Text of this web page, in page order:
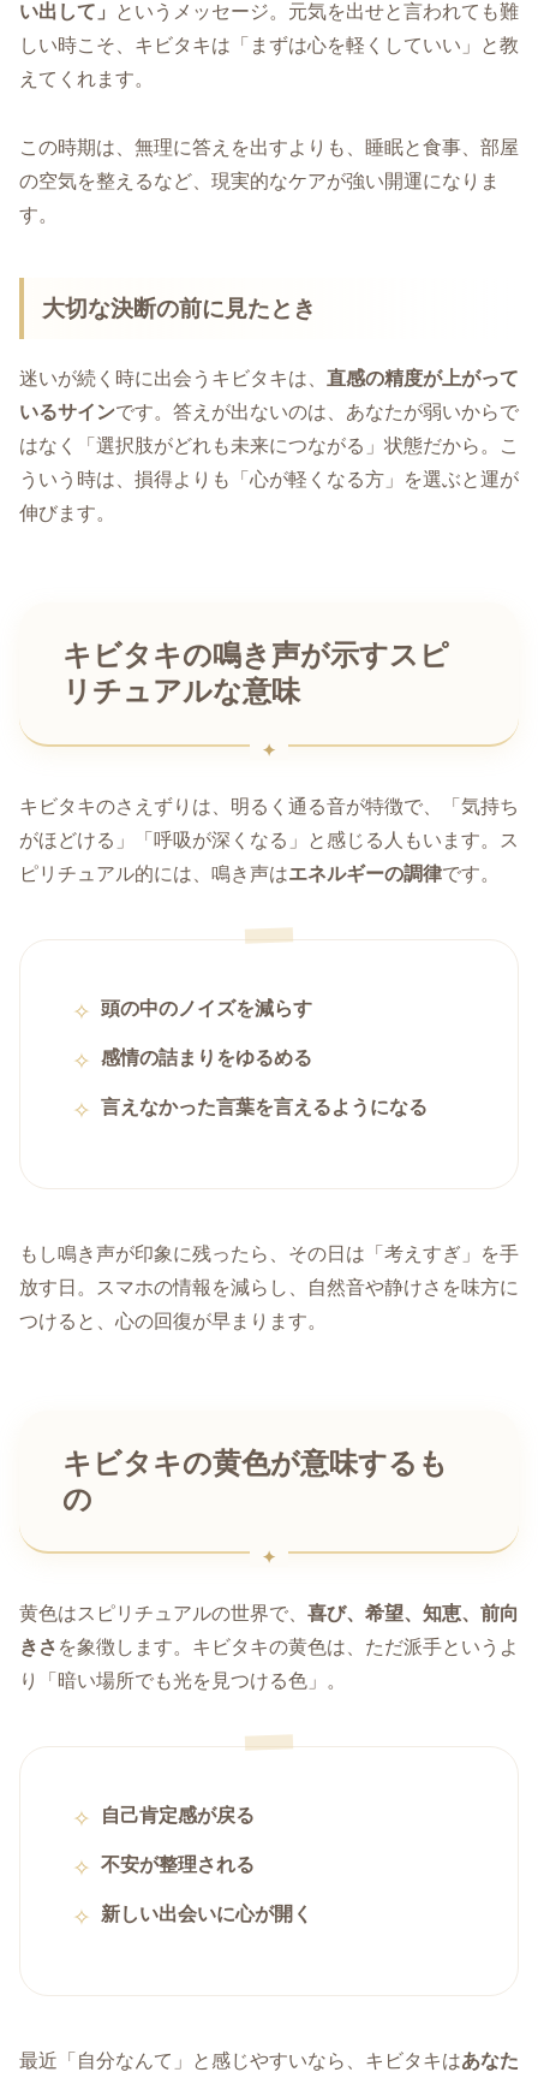
い出して」
というメッセージ。元気を出せと言われても難
しい時こそ、キビタキは「まずは心を軽くしていい」と教
えてくれます。
この時期は、無理に答えを出すよりも、睡眠と食事、部屋
の空気を整えるなど、現実的なケアが強い開運になりま
す。
大切な決断の前に見たとき
迷いが続く時に出会うキビタキは、 直感の精度が上がって
いるサインです。答えが出ないのは、あなたが弱いからで
はなく「選択肢がどれも未来につながる」状態だから。こ
ういう時は、損得よりも「心が軽くなる方」を選ぶと運が
伸びます。
キビタキの鳴き声が示すスピ
リチュアルな意味
キビタキのさえずりは、明るく通る音が特徴で、「気持ち
がほどける」「呼吸が深くなる」と感じる人もいます。ス
ピリチュアル的には、鳴き声はエネルギーの調律です。
頭の中のノイズを減らす
感情の詰まりをゆるめる
言えなかった言葉を言えるようになる
もし鳴き声が印象に残ったら、その日は「考えすぎ」を手
放す日。スマホの情報を減らし、自然音や静けさを味方に
つけると、心の回復が早まります。
キビタキの黄色が意味するも
の
黄色はスピリチュアルの世界で、 喜び、希望、知恵、前向
きさ を象徴します。キビタキの黄色は、ただ派手というよ
り「暗い場所でも光を見つける色」。
自己肯定感が戻る
不安が整理される
新しい出会いに心が開く
最近「自分なんて」と感じやすいなら、キビタキはあなた